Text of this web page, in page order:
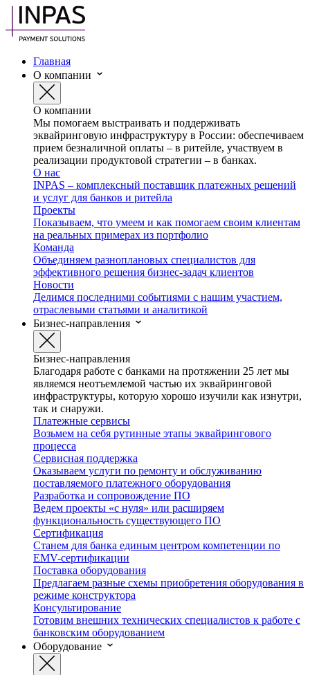
Главная
О компании
О компании
Мы помогаем выстраивать и поддерживать
эквайринговую инфраструктуру в России: обеспечиваем
прием безналичной оплаты – в ритейле, участвуем в
реализации продуктовой стратегии – в банках.
О нас
INPAS – комплексный поставщик платежных решений
и услуг для банков и ритейла
Проекты
Показываем, что умеем и как помогаем своим клиентам
на реальных примерах из портфолио
Команда
Объединяем разноплановых специалистов для
эффективного решения бизнес-задач клиентов
Новости
Делимся последними событиями с нашим участием,
отраслевыми статьями и аналитикой
Бизнес-направления
Бизнес-направления
Благодаря работе с банками на протяжении 25 лет мы
являемся неотъемлемой частью их эквайринговой
инфраструктуры, которую хорошо изучили как изнутри,
так и снаружи.
Платежные сервисы
Возьмем на себя рутинные этапы эквайрингового
процесса
Сервисная поддержка
Оказываем услуги по ремонту и обслуживанию
поставляемого платежного оборудования
Разработка и сопровождение ПО
Ведем проекты «с нуля» или расширяем
функциональность существующего ПО
Сертификация
Станем для банка единым центром компетенции по
EMV-сертификации
Поставка оборудования
Предлагаем разные схемы приобретения оборудования в
режиме конструктора
Консультирование
Готовим внешних технических специалистов к работе с
банковским оборудованием
Оборудование